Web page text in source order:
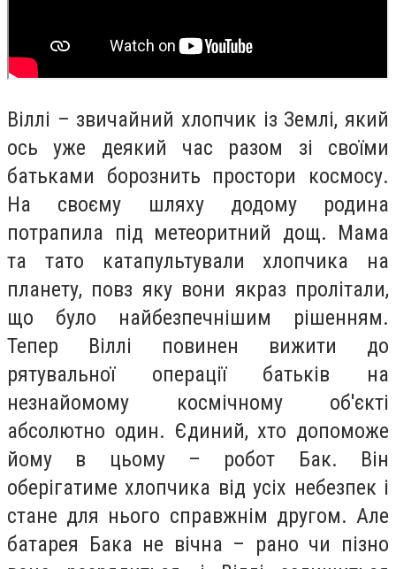
Віллі – звичайний хлопчик із Землі, який
ось уже деякий час разом зі своїми
батьками борознить простори космосу.
На своєму шляху додому родина
потрапила під метеоритний дощ. Мама
та тато катапультували хлопчика на
планету, повз яку вони якраз пролітали,
що було найбезпечнішим рішенням.
Тепер Віллі повинен вижити до
рятувальної операції батьків на
незнайомому космічному об'єкті
абсолютно один. Єдиний, хто допоможе
йому в цьому – робот Бак. Він
оберігатиме хлопчика від усіх небезпек і
стане для нього справжнім другом. Але
батарея Бака не вічна – рано чи пізно